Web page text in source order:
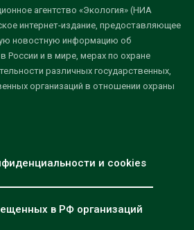
агентство «Экология» (НИА
интернет-издание, предоставляющее
новостную информацию об
России и в мире, мерах по охране
различных государственных,
организаций в отношении охраны
и cookies
в РФ организаций